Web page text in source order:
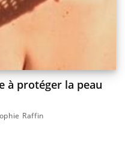
à protéger la peau
Raffin